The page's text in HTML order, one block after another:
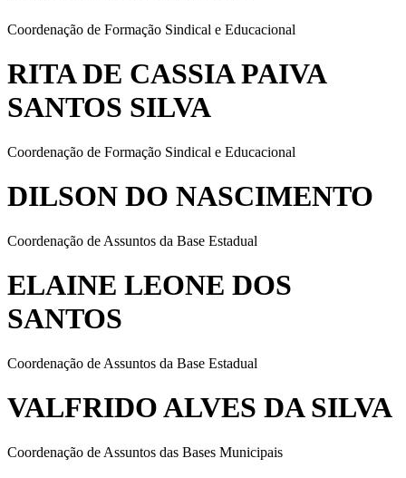
Coordenação de Formação Sindical e Educacional
RITA DE CASSIA PAIVA
SANTOS SILVA
Coordenação de Formação Sindical e Educacional
DILSON DO NASCIMENTO
Coordenação de Assuntos da Base Estadual
ELAINE LEONE DOS
SANTOS
Coordenação de Assuntos da Base Estadual
VALFRIDO ALVES DA SILVA
Coordenação de Assuntos das Bases Municipais